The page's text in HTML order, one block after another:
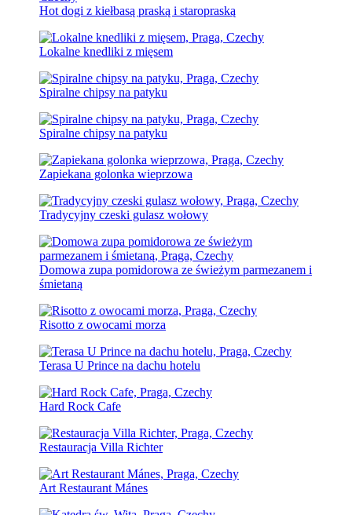
Hot dogi z kiełbasą praską i staropraską
Lokalne knedliki z mięsem
Spiralne chipsy na patyku
Spiralne chipsy na patyku
Zapiekana golonka wieprzowa
Tradycyjny czeski gulasz wołowy
Domowa zupa pomidorowa ze świeżym parmezanem i
śmietaną
Risotto z owocami morza
Terasa U Prince na dachu hotelu
Hard Rock Cafe
Restauracja Villa Richter
Art Restaurant Mánes